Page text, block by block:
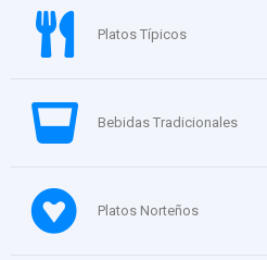
Platos Típicos
Bebidas Tradicionales
Platos Norteños